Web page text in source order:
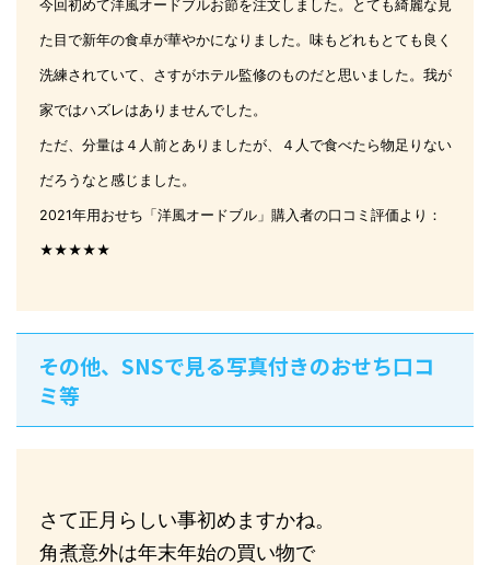
今回初めて洋風オードブルお節を注文しました。とても綺麗な見
た目で新年の食卓が華やかになりました。味もどれもとても良く
洗練されていて、さすがホテル監修のものだと思いました。我が
家ではハズレはありませんでした。
ただ、分量は４人前とありましたが、４人で食べたら物足りない
だろうなと感じました。
2021年用おせち「洋風オードブル」購入者の口コミ評価より：
★★★★★
その他、SNSで見る写真付きのおせち口コ
ミ等
さて正月らしい事初めますかね。
角煮意外は年末年始の買い物で